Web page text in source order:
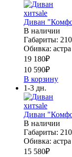
хитsale
Диван
В наличии
Габариты:
Обивка: астра
19 180₽
10 590₽
В корзину
1-3 дн.
хитsale
Диван
В наличии
Габариты:
Обивка: астра
15 580₽